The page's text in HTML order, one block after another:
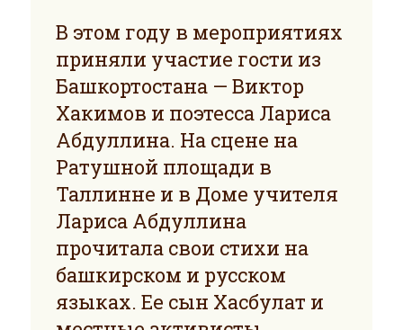
В этом году в мероприятиях
приняли участие гости из
Башкортостана — Виктор
Хакимов и поэтесса Лариса
Абдуллина. На сцене на
Ратушной площади в
Таллинне и в Доме учителя
Лариса Абдуллина
прочитала свои стихи на
башкирском и русском
языках. Ее сын Хасбулат и